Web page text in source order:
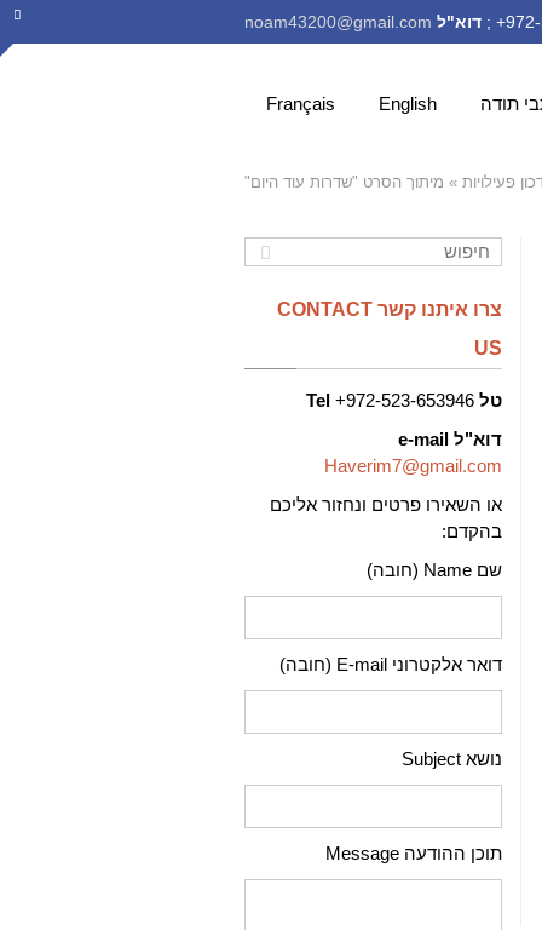
דוא"ל noam43200@gmail.com
תודה English
Français
פעילויות » מיתוך הסרט "שדרות עוד היום"
צרו איתנו קשר CONTACT
US
טל 972-523-653946+
Tel
דוא"ל e-mail
Haverim7@gmail.com
או השאירו פרטים ונחזור אליכם
בהקדם:
שם Name (חובה)
דואר אלקטרוני E-mail (חובה)
נושא Subject
תוכן ההודעה Message